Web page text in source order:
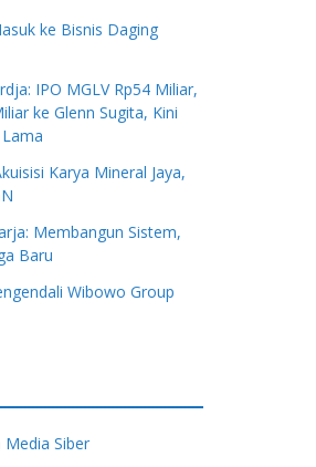
ke Bisnis Daging
IPO MGLV Rp54 Miliar,
ke Glenn Sugita, Kini
Karya Mineral Jaya,
Membangun Sistem,
Baru
Wibowo Group
Siber